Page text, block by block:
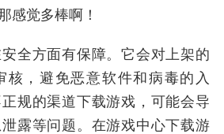
感觉多棒啊！
全方面有保障。它会对上架的
核，避免恶意软件和病毒的入
规的渠道下载游戏，可能会导
露等问题。在游戏中心下载游